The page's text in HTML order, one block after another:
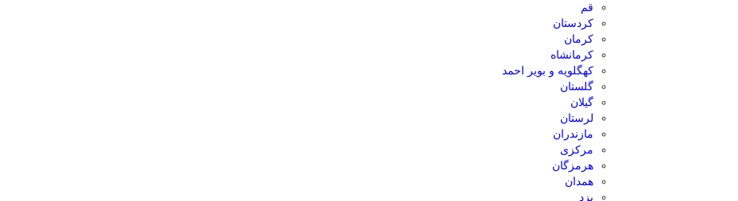
قم
کردستان
کرمان
کرمانشاه
کهگلویه و بویر احمد
گلستان
گیلان
لرستان
مازندران
مرکزی
هرمزگان
همدان
یزد